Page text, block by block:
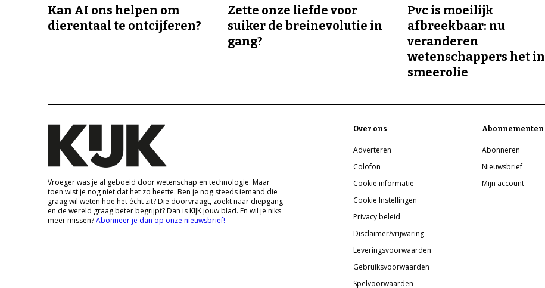
Kan AI ons helpen om
dierentaal te ontcijferen?
Zette onze liefde voor
suiker de breinevolutie in
gang?
Pvc is moeilijk
afbreekbaar: nu
veranderen
wetenschappers het in
smeerolie
Vroeger was je al geboeid door wetenschap en technologie. Maar
toen wist je nog niet dat het zo heette. Ben je nog steeds iemand die
graag wil weten hoe het écht zit? Die doorvraagt, zoekt naar diepgang
en de wereld graag beter begrijpt? Dan is KIJK jouw blad. En wil je niks
meer missen?Abonneer je dan op onze nieuwsbrief!
Over ons
Adverteren
Colofon
Cookie informatie
Cookie Instellingen
Privacy beleid
Disclaimer/vrijwaring
Leveringsvoorwaarden
Gebruiksvoorwaarden
Spelvoorwaarden
Abonnementen
Abonneren
Nieuwsbrief
Mijn account